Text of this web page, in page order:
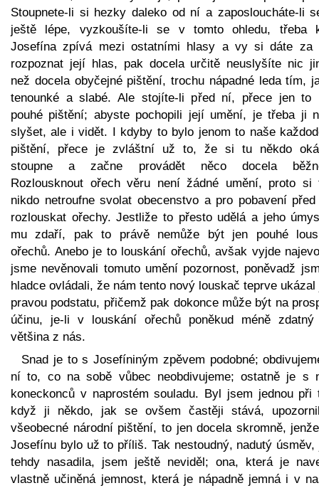
Stoupnete-li si hezky daleko od ní a zaposloucháte-li
ještě lépe, vyzkoušíte-li se v tomto ohledu, třeba
Josefína zpívá mezi ostatními hlasy a vy si dáte za
rozpoznat její hlas, pak docela určitě neuslyšíte nic
než docela obyčejné pištění, trochu nápadné leda tím,
tenounké a slabé. Ale stojíte-li před ní, přece jen to
pouhé pištění; abyste pochopili její umění, je třeba ji
slyšet, ale i vidět. I kdyby to bylo jenom to naše
pištění, přece je zvláštní už to, že si tu někdo
stoupne a začne provádět něco docela
Rozlousknout ořech věru není žádné umění, proto si
nikdo netroufne svolat obecenstvo a pro pobavení
rozlouskat ořechy. Jestliže to přesto udělá a jeho
mu zdaří, pak to právě nemůže být jen pouhé
ořechů. Anebo je to louskání ořechů, avšak vyjde
jsme nevěnovali tomuto umění pozornost, poněvadž
hladce ovládali, že nám tento nový louskač teprve ukázal
pravou podstatu, přičemž pak dokonce může být na
účinu, je-li v louskání ořechů poněkud méně zdatný
většina z nás.
Snad je to s Josefíniným zpěvem podobné;
ní to, co na sobě vůbec neobdivujeme; ostatně je s
koneckonců v naprostém souladu. Byl jsem jednou při
když ji někdo, jak se ovšem častěji stává,
všeobecné národní pištění, to jen docela skromně,
Josefínu bylo už to příliš. Tak nestoudný, nadutý úsměv,
tehdy nasadila, jsem ještě neviděl; ona, která je
vlastně učiněná jemnost, která je nápadně jemná i v